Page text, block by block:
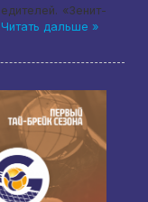
«Зенит-
Читать дальше »